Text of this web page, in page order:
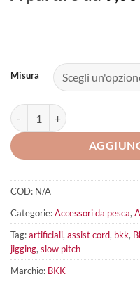
Misura
Bkk Solid Core Assist quantità
COD: N/A
Categorie:Accessori da pesca,
Tag:artificiali, assist cord, bkk,
jigging, slow pitch
Marchio: BKK